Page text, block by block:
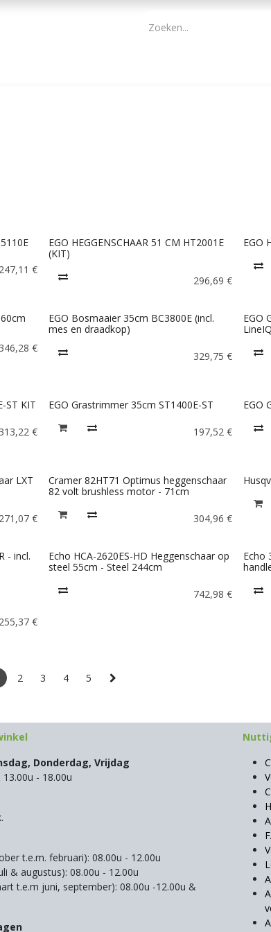
247,11 €
EGO HEGGENSCHAAR 51 CM HT2001E
(KIT)
296,69 €
EGO
346,28 €
EGO Bosmaaier 35cm BC3800E (incl.
mes en draadkop)
329,75 €
EGO
ST KIT
313,22€
EGO Grastrimmer 35cm ST1400E-ST
197,52 €
EGO
LXT
271,07€
Cramer 82HT71 Optimus heggenschaar
82 volt brushless motor - 71cm
304,96 €
- incl.
255,37€
Echo HCA-2620ES-HD Heggenschaar op
steel 55cm - Steel 244cm
742,98 €
Echo
2 3 4 5
Donderdag, Vrijdag
- 18.00u
t.e.m. februari): 08.00u - 12.00u
& augustus): 08.00u - 12.00u
t.e.m juni, september): 08.00u -12.00u &